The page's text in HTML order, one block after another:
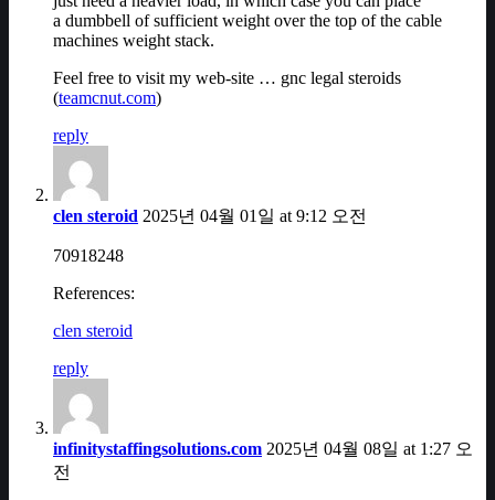
a dumbbell of sufficient weight over the top of the cable
machines weight stack.
Feel free to visit my web-site … gnc legal steroids
(teamcnut.com)
reply
clen steroid 2025년 04월 01일 at 9:12 오전
70918248
References:
clen steroid
reply
infinitystaffingsolutions.com 2025년 04월 08일 at 1:27 오
전